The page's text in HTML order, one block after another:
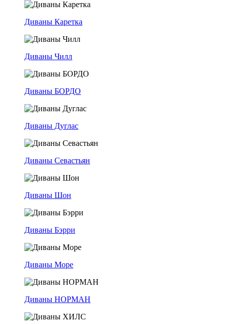
Диваны Каретка
Диваны Чилл
Диваны БОРДО
Диваны Дуглас
Диваны Севастьян
Диваны Шон
Диваны Бэрри
Диваны Море
Диваны НОРМАН